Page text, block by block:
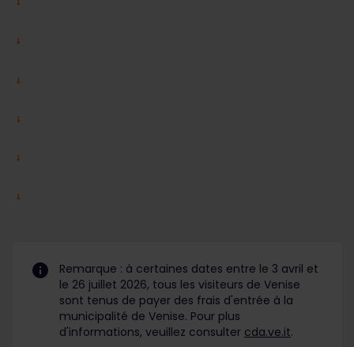
Remarque : à certaines dates entre le 3 avril et
le 26 juillet 2026, tous les visiteurs de Venise
sont tenus de payer des frais d'entrée à la
municipalité de Venise. Pour plus
d'informations, veuillez consulter cda.ve.it.